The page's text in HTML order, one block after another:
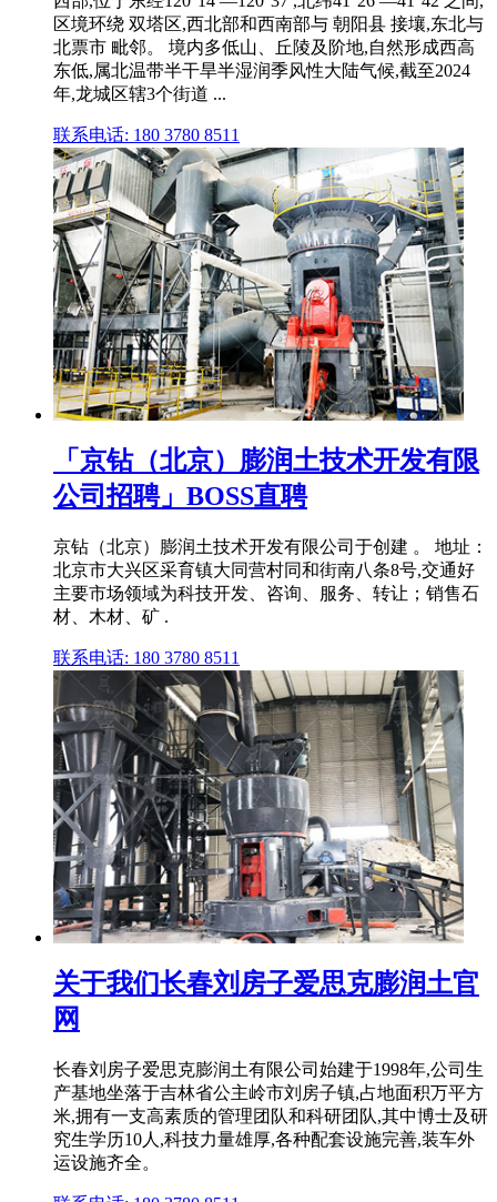
区境环绕 双塔区,西北部和西南部与 朝阳县 接壤,东北与
北票市 毗邻。 境内多低山、丘陵及阶地,自然形成西高
东低,属北温带半干旱半湿润季风性大陆气候,截至2024
年,龙城区辖3个街道 ...
联系电话: 180 3780 8511
「京钻（北京）膨润土技术开发有限
公司招聘」BOSS直聘
京钻（北京）膨润土技术开发有限公司于创建 。 地址：
北京市大兴区采育镇大同营村同和街南八条8号,交通好
主要市场领域为科技开发、咨询、服务、转让；销售石
材、木材、矿 .
联系电话: 180 3780 8511
关于我们长春刘房子爱思克膨润土官
网
长春刘房子爱思克膨润土有限公司始建于1998年,公司生
产基地坐落于吉林省公主岭市刘房子镇,占地面积万平方
米,拥有一支高素质的管理团队和科研团队,其中博士及研
究生学历10人,科技力量雄厚,各种配套设施完善,装车外
运设施齐全。